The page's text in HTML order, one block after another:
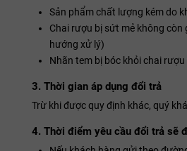
Sản phẩm chất lượng kém do
Chai rượu bị sứt mẻ không
hướng xử lý)
Nhãn tem bị bóc khỏi chai
3. Thời gian áp dụng đổi trả
Trừ khi được quy định khác, quý
4. Thời điểm yêu cầu đổi trả sẽ